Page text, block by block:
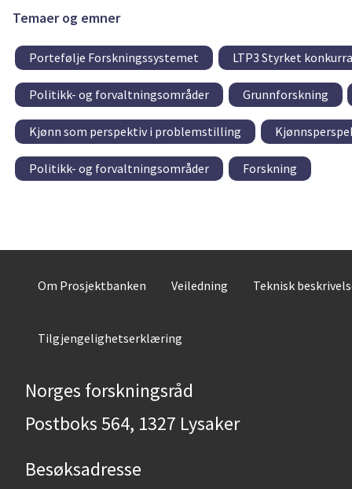
Temaer og emner
Portefølje Forskningssystemet LTP3 Styrket
Politikk- og forvaltningsområder Grunnforskning
Kjønn som perspektiv i problemstilling
Politikk- og forvaltningsområder Forskning
Om Prosjektbanken Veiledning Teknisk
Tilgjengelighetserklæring
Norges forskningsråd
Postboks 564, 1327 Lysaker
Besøksadresse